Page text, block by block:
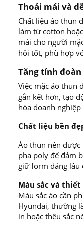
Thoải mái và
Chất liệu áo thun
làm từ cotton
mái cho người
hôi tốt, phù hợp
Tăng tính
Việc mặc áo thun
gắn kết hơn, tạo
hóa doanh
Chất liệu bền
Áo thun nên
pha poly để đảm
giữ form dáng lâu
Màu sắc và thiết
Màu sắc áo cần
Hyundai, thường
in hoặc thêu sắc